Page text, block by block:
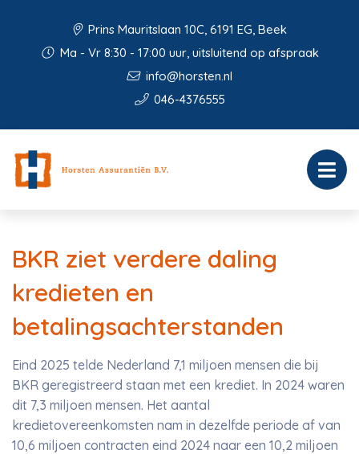
Prins Mauritslaan 10C, 6191 EG, Beek
Ma - Vr 8:30 - 17:00 uur, uitsluitend op afspraak
info@horsten.nl
046-4376555
BKR ziet verdere daling
kredieten en
betalingsachterstanden
Eind 2025 telde Nederland 7,1 miljoen mensen die bij
BKR geregistreerd staan met een krediet. In 2024 waren
dit 7,3 miljoen mensen. Het aantal
kredietovereenkomsten nam in dezelfde periode af van
10,6 miljoen contracten eind 2024 naar een 10,2 miljoen